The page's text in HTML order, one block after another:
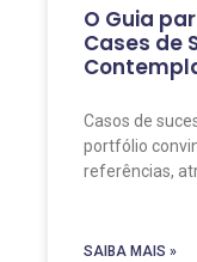
O Guia
Cases de
Casos de
portfólio
referências,
SAIBA MAIS »